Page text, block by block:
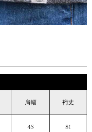
肩幅 裄丈
45 81